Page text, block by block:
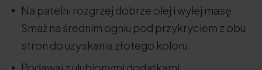
Na patelni rozgrzej dobrze olej i wylej masę.
Smaż na średnim ogniu pod przykryciem z obu
stron do uzyskania złotego koloru.
Podawaj z ulubionymi dodatkami.